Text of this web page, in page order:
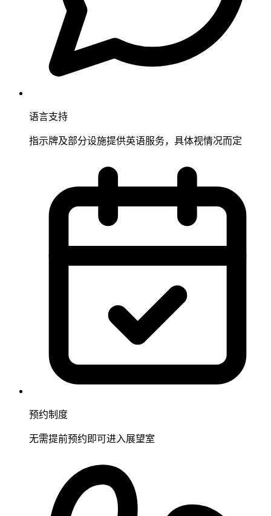
语言支持
指示牌及部分设施提供英语服务，具体视情况而定
预约制度
无需提前预约即可进入展望室